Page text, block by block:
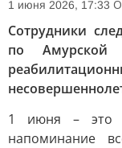
1 июня 2026, 17:33
Сотрудники
по Амурской
1 июня – это
напоминание